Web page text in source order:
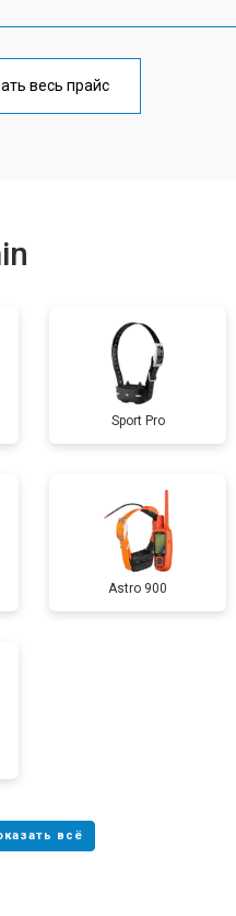
от 40 мин
от 40 мин
весь прайс
Sport Pro
Astro 900